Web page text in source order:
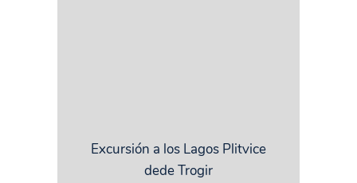
Excursión a los Lagos Plitvice
dede Trogir